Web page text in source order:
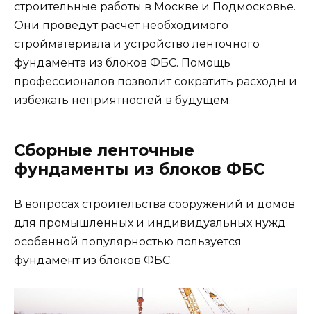
строительные работы в Москве и Подмосковье.
Они проведут расчет необходимого
стройматериала и устройство ленточного
фундамента из блоков ФБС. Помощь
профессионалов позволит сократить расходы и
избежать неприятностей в будущем.
Сборные ленточные
фундаменты из блоков ФБС
В вопросах строительства сооружений и домов
для промышленных и индивидуальных нужд
особенной популярностью пользуется
фундамент из блоков ФБС.